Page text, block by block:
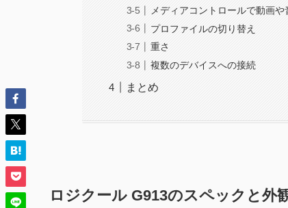
メディアコントロールで動画
プロファイルの切り替え
重さ
複数のデバイスへの接続
まとめ
ロジクール G913のスペックと外